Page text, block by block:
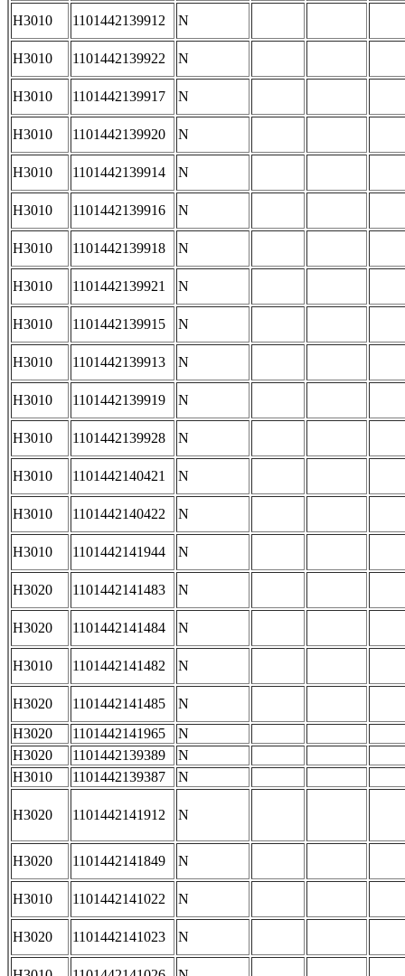
H3010 1101442139912 N
H3010 1101442139922 N
H3010 1101442139917 N
H3010 1101442139920 N
H3010 1101442139914 N
H3010 1101442139916 N
H3010 1101442139918 N
H3010 1101442139921 N
H3010 1101442139915 N
H3010 1101442139913 N
H3010 1101442139919 N
H3010 1101442139928 N
H3010 1101442140421 N
H3010 1101442140422 N
H3010 1101442141944 N
H3020 1101442141483 N
H3020 1101442141484 N
H3010 1101442141482 N
H3020 1101442141485
N
H3020
1101442141965
N
H3020
1101442139389
N
H3010
1101442139387 N
H3020 1101442141912 N
H3020 1101442141849 N
H3010 1101442141022 N
H3020 1101442141023 N